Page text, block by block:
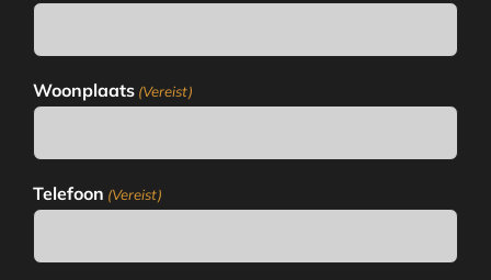
Woonplaats (Vereist)
Telefoon (Vereist)